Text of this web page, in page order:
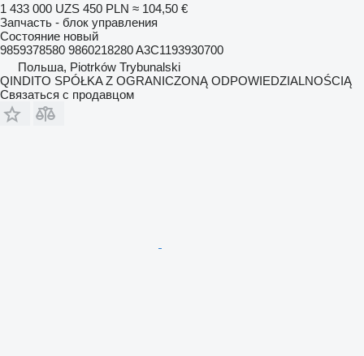
1 433 000 UZS 450 PLN ≈ 104,50 €
Запчасть - блок управления
Состояние новый
9859378580 9860218280 A3C1193930700
Польша, Piotrków Trybunalski
QINDITO SPÓŁKA Z OGRANICZONĄ ODPOWIEDZIALNOŚCIĄ
Связаться с продавцом